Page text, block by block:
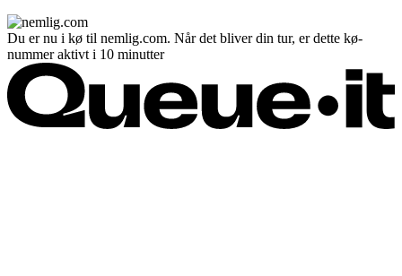
Du er nu i kø til nemlig.com. Når det bliver din tur, er dette kø-
nummer aktivt i 10 minutter